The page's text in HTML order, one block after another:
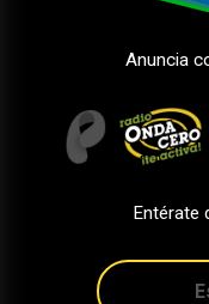
Anuncia
Entérate